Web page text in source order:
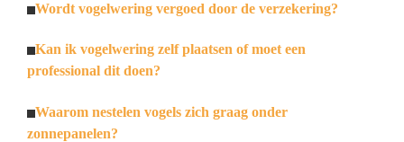
Wordt vogelwering vergoed door de verzekering?
Kan ik vogelwering zelf plaatsen of moet een
professional dit doen?
Waarom nestelen vogels zich graag onder
zonnepanelen?